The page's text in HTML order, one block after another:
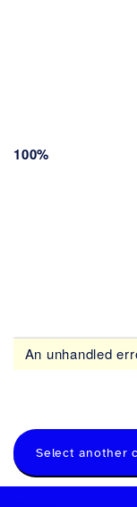
Select another